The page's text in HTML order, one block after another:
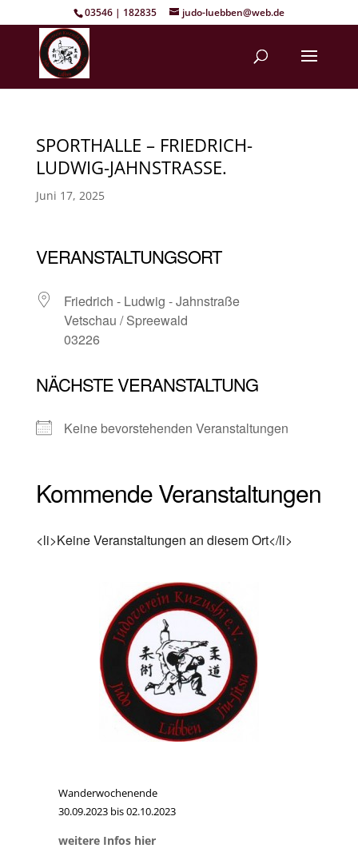
03546 | 182835 judo-luebben@web.de
SPORTHALLE – FRIEDRICH-
LUDWIG-JAHNSTRASSE.
Juni 17, 2025
VERANSTALTUNGSORT
Friedrich - Ludwig - Jahnstraße
Vetschau / Spreewald
03226
NÄCHSTE VERANSTALTUNG
Keine bevorstehenden Veranstaltungen
Kommende Veranstaltungen
<li>Keine Veranstaltungen an diesem Ort</li>
Wanderwochenende
30.09.2023 bis 02.10.2023
weitere Infos hier